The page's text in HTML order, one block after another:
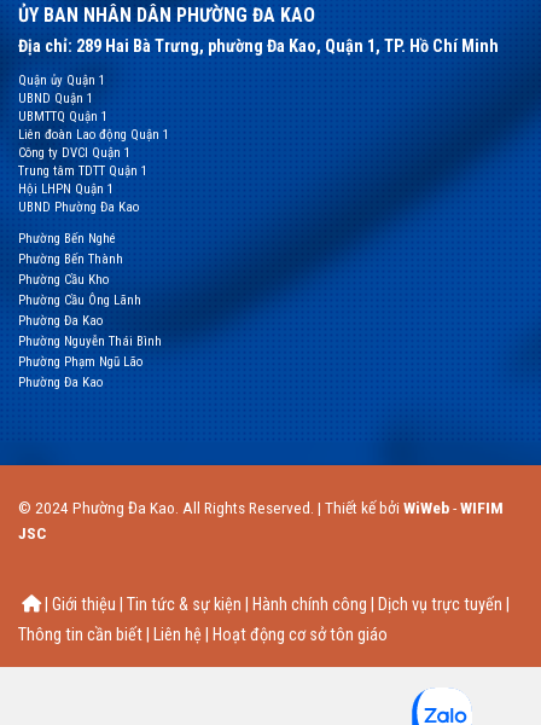
ỦY BAN NHÂN DÂN PHƯỜNG ĐA KAO
Địa chỉ: 289 Hai Bà Trưng, phường Đa Kao, Quận 1, TP. Hồ Chí Minh
Quận ủy Quận 1
UBND Quận 1
UBMTTQ Quận 1
Liên đoàn Lao động Quận 1
Công ty DVCI Quận 1
Trung tâm TDTT Quận 1
Hội LHPN Quận 1
UBND Phường Đa Kao
Phường Bến Nghé
Phường Bến Thành
Phường Cầu Kho
Phường Cầu Ông Lãnh
Phường Đa Kao
Phường Nguyễn Thái Bình
Phường Phạm Ngũ Lão
Phường Đa Kao
© 2024 Phường Đa Kao. All Rights Reserved. | Thiết kế bởi WiWeb-WIFIM
JSC
| Giới thiệu | Tin tức & sự kiện | Hành chính công | Dịch vụ trực tuyến |
Thông tin cần biết | Liên hệ | Hoạt động cơ sở tôn giáo